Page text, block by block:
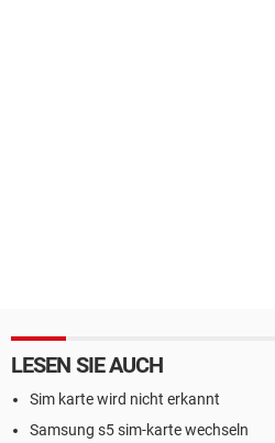
LESEN SIE AUCH
Sim karte wird nicht erkannt
Samsung s5 sim-karte wechseln